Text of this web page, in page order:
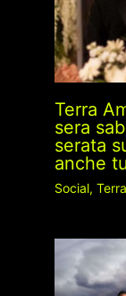
Terra
sera
serata
anche
Social,